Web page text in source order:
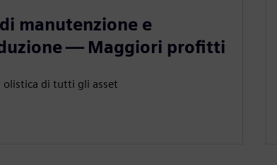
manutenzione e
— Maggiori profitti
olistica di tutti gli asset